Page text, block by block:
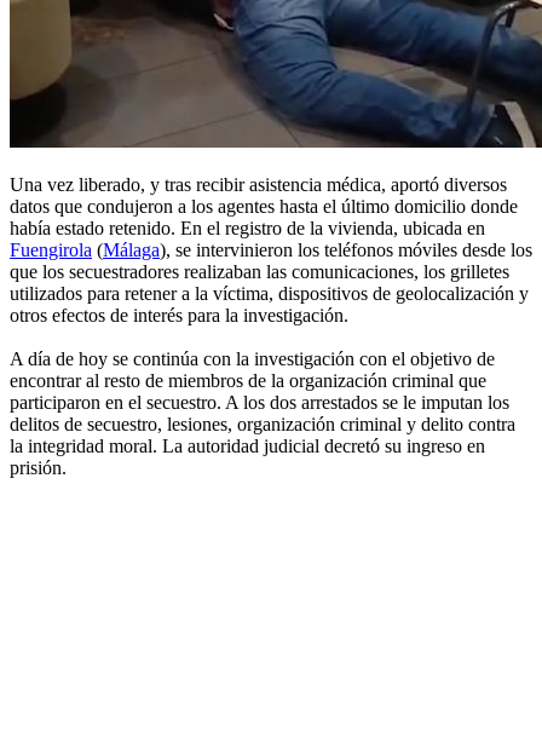
Una vez liberado, y tras recibir asistencia médica, aportó diversos
datos que condujeron a los agentes hasta el último domicilio donde
había estado retenido. En el registro de la vivienda, ubicada en
Fuengirola (Málaga), se intervinieron los teléfonos móviles desde los
que los secuestradores realizaban las comunicaciones, los grilletes
utilizados para retener a la víctima, dispositivos de geolocalización y
otros efectos de interés para la investigación.
A día de hoy se continúa con la investigación con el objetivo de
encontrar al resto de miembros de la organización criminal que
participaron en el secuestro. A los dos arrestados se le imputan los
delitos de secuestro, lesiones, organización criminal y delito contra
la integridad moral. La autoridad judicial decretó su ingreso en
prisión.